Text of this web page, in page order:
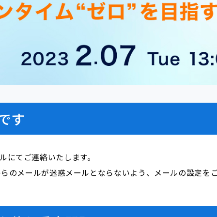
す
てご連絡いたします。
メールが迷惑メールとならないよう、メールの設定を